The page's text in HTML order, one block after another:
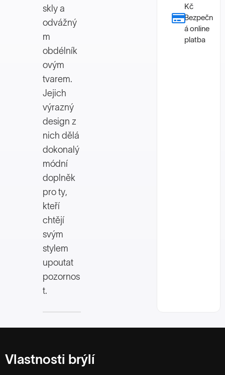
skly a
odvážný
m
obdélník
ovým
tvarem.
Jejich
výrazný
design z
nich dělá
dokonalý
módní
doplněk
pro ty,
kteří
chtějí
svým
stylem
upoutat
pozornos
t.
Kč
Bezpečn
á online
platba
Vlastnosti brýlí